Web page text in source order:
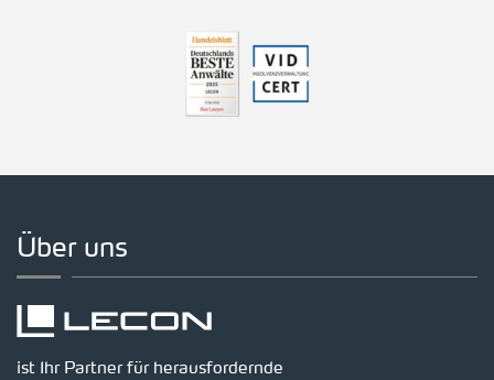
Über uns
ist Ihr Partner für herausfordernde